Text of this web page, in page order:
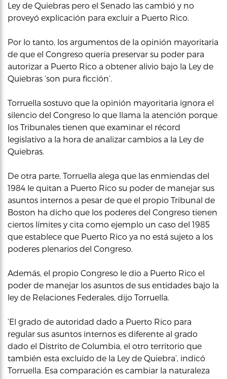
Ley de Quiebras pero el Senado las cambió y no
proveyó explicación para excluir a Puerto Rico.
Por lo tanto, los argumentos de la opinión mayoritaria
de que el Congreso quería preservar su poder para
autorizar a Puerto Rico a obtener alivio bajo la Ley de
Quiebras ‘son pura ficción’.
Torruella sostuvo que la opinión mayoritaria ignora el
silencio del Congreso lo que llama la atención porque
los Tribunales tienen que examinar el récord
legislativo a la hora de analizar cambios a la Ley de
Quiebras.
De otra parte, Torruella alega que las enmiendas del
1984 le quitan a Puerto Rico su poder de manejar sus
asuntos internos a pesar de que el propio Tribunal de
Boston ha dicho que los poderes del Congreso tienen
ciertos límites y cita como ejemplo un caso del 1985
que establece que Puerto Rico ya no está sujeto a los
poderes plenarios del Congreso.
Además, el propio Congreso le dio a Puerto Rico el
poder de manejar los asuntos de sus entidades bajo la
ley de Relaciones Federales, dijo Torruella.
‘El grado de autoridad dado a Puerto Rico para
regular sus asuntos internos es diferente al grado
dado el Distrito de Columbia, el otro territorio que
también esta excluido de la Ley de Quiebra’, indicó
Torruella. Esa comparación es cambiar la naturaleza